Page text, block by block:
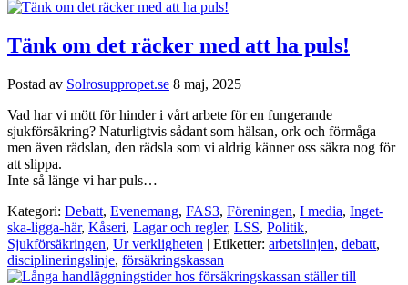
Tänk om det räcker med att ha puls!
Postad av Solrosuppropet.se 8 maj, 2025
Vad har vi mött för hinder i vårt arbete för en fungerande
sjukförsäkring? Naturligtvis sådant som hälsan, ork och förmåga
men även rädslan, den rädsla som vi aldrig känner oss säkra nog för
att slippa.
Inte så länge vi har puls…
Kategori: Debatt, Evenemang, FAS3, Föreningen, I media, Inget-
ska-ligga-här, Kåseri, Lagar och regler, LSS, Politik,
Sjukförsäkringen, Ur verkligheten | Etiketter: arbetslinjen, debatt,
disciplineringslinje, försäkringskassan